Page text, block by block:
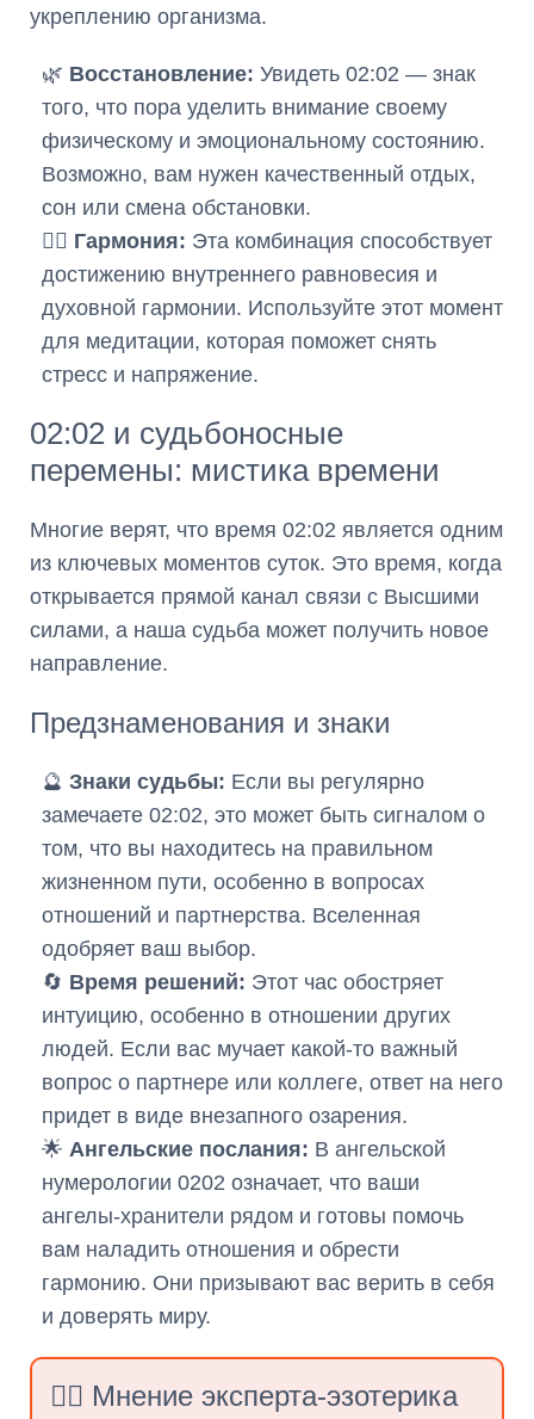
укреплению организма.
🌿 Восстановление: Увидеть 02:02 — знак
того, что пора уделить внимание своему
физическому и эмоциональному состоянию.
Возможно, вам нужен качественный отдых,
сон или смена обстановки.
🧘‍♀️ Гармония: Эта комбинация способствует
достижению внутреннего равновесия и
духовной гармонии. Используйте этот момент
для медитации, которая поможет снять
стресс и напряжение.
02:02 и судьбоносные
перемены: мистика времени
Многие верят, что время 02:02 является одним
из ключевых моментов суток. Это время, когда
открывается прямой канал связи с Высшими
силами, а наша судьба может получить новое
направление.
Предзнаменования и знаки
🔮 Знаки судьбы: Если вы регулярно
замечаете 02:02, это может быть сигналом о
том, что вы находитесь на правильном
жизненном пути, особенно в вопросах
отношений и партнерства. Вселенная
одобряет ваш выбор.
🔄 Время решений: Этот час обостряет
интуицию, особенно в отношении других
людей. Если вас мучает какой-то важный
вопрос о партнере или коллеге, ответ на него
придет в виде внезапного озарения.
🌟 Ангельские послания: В ангельской
нумерологии 0202 означает, что ваши
ангелы-хранители рядом и готовы помочь
вам наладить отношения и обрести
гармонию. Они призывают вас верить в себя
и доверять миру.
👨‍⚕️ Мнение эксперта-эзотерика